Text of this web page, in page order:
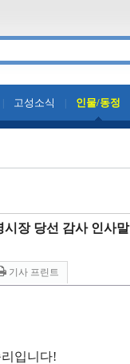
고성소식 인물/동정
장 당선 감사 인사말
기사 프린트
입니다!